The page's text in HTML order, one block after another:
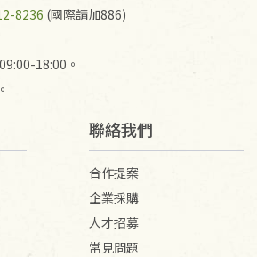
8236 (國際請加886)
18:00。
聯絡我們
合作提案
企業採購
人才招募
常見問題